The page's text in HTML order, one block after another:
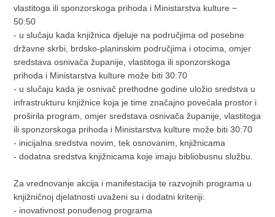
vlastitoga ili sponzorskoga prihoda i Ministarstva kulture −
50:50
- u slučaju kada knjižnica djeluje na područjima od posebne
državne skrbi, brdsko-planinskim područjima i otocima, omjer
sredstava osnivača županije, vlastitoga ili sponzorskoga
prihoda i Ministarstva kulture može biti 30:70
- u slučaju kada je osnivač prethodne godine uložio sredstva u
infrastrukturu knjižnice koja je time značajno povećala prostor i
proširila program, omjer sredstava osnivača županije, vlastitoga
ili sponzorskoga prihoda i Ministarstva kulture može biti 30:70
- inicijalna sredstva novim, tek osnovanim, knjižnicama
- dodatna sredstva knjižnicama koje imaju bibliobusnu službu.
Za vrednovanje akcija i manifestacija te razvojnih programa u
knjižničnoj djelatnosti uvaženi su i dodatni kriteriji:
- inovativnost ponuđenog programa